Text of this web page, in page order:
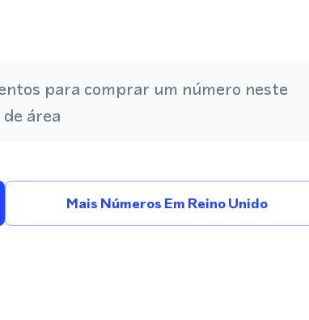
para comprar um número neste
área
Mais Números Em Reino Unido